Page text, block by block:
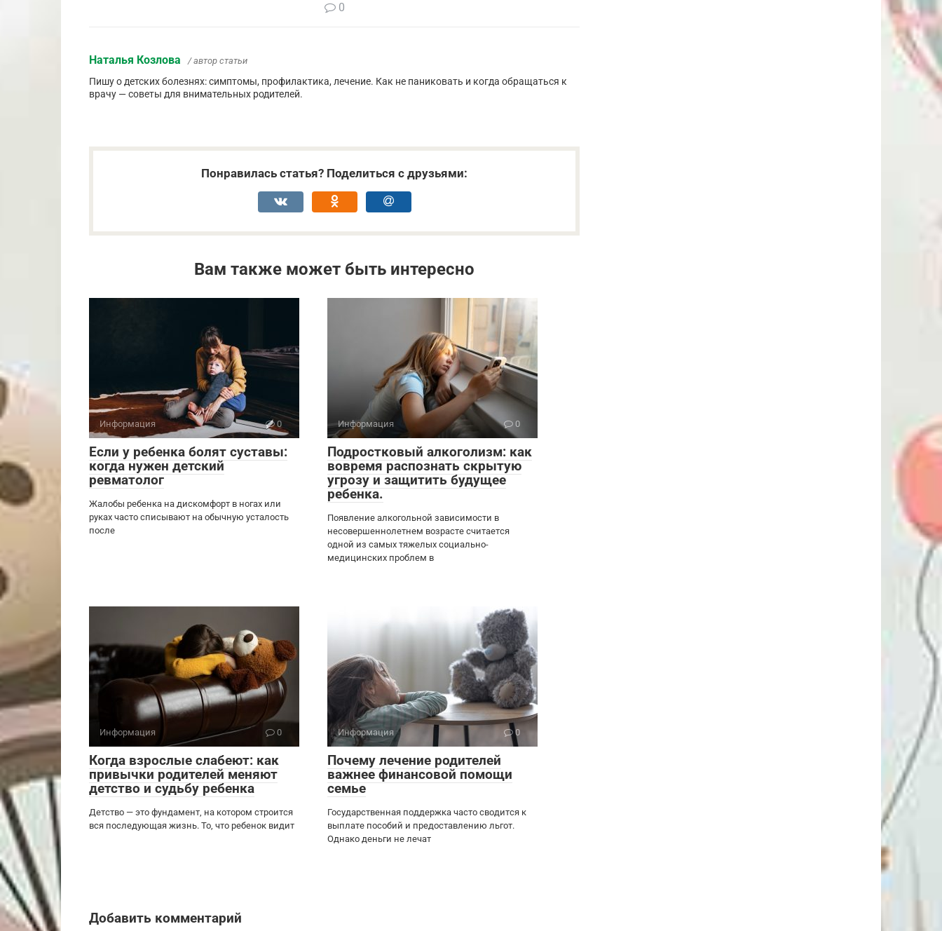
0
Наталья Козлова / автор статьи
Пишу о детских болезнях: симптомы, профилактика, лечение. Как не паниковать и когда обращаться к
врачу — советы для внимательных родителей.
Понравилась статья? Поделиться с друзьями:
Вам также может быть интересно
Информация 0
Если у ребенка болят суставы:
когда нужен детский
ревматолог
Жалобы ребенка на дискомфорт в ногах или
руках часто списывают на обычную усталость
после
Информация 0
Подростковый алкоголизм: как
вовремя распознать скрытую
угрозу и защитить будущее
ребенка.
Появление алкогольной зависимости в
несовершеннолетнем возрасте считается
одной из самых тяжелых социально-
медицинских проблем в
Информация 0
Когда взрослые слабеют: как
привычки родителей меняют
детство и судьбу ребенка
Детство — это фундамент, на котором строится
вся последующая жизнь. То, что ребенок видит
Информация 0
Почему лечение родителей
важнее финансовой помощи
семье
Государственная поддержка часто сводится к
выплате пособий и предоставлению льгот.
Однако деньги не лечат
Добавить комментарий